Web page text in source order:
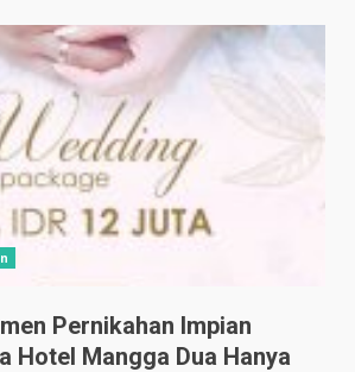
Pernikahan Impian
Hotel Mangga Dua Hanya